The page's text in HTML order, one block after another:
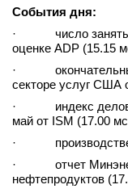
События дня:
· число занятых
оценке ADP (15.15
· окончательный
секторе услуг США
· индекс деловой
май от ISM (17.00
·
· отчет
нефтепродуктов